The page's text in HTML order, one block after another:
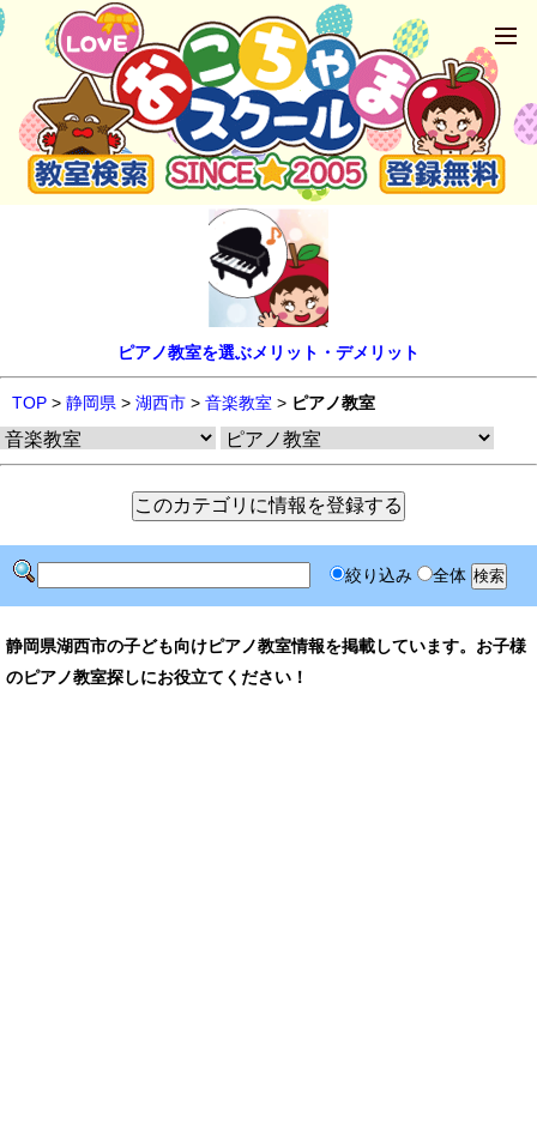
ピアノ教室を選ぶメリット・デメリット
TOP > 静岡県 > 湖西市 > 音楽教室 > ピアノ教室
絞り込み 全体
静岡県湖西市の子ども向けピアノ教室情報を掲載しています。お子様
のピアノ教室探しにお役立てください！